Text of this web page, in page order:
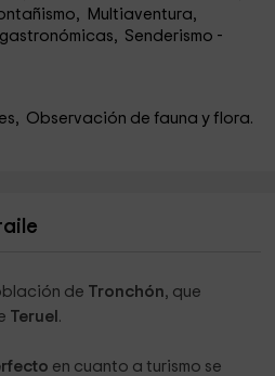
Multiaventura,
Senderismo -
Observación de fauna y flora.
de Tronchón, que
Teruel .
en cuanto a turismo se